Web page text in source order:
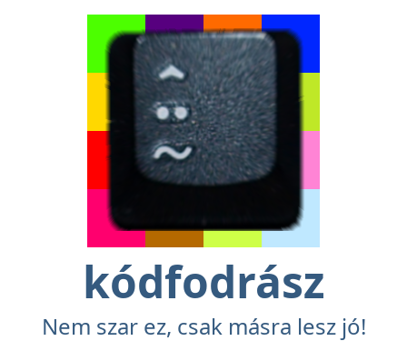
kódfodrász
Nem szar ez, csak másra lesz jó!